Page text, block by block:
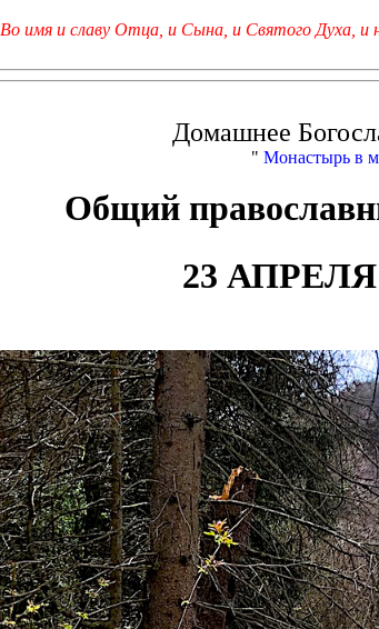
Во имя и славу Отца, и Сына, и Святого Духа, и
Домашнее
" Монастырь в
Общий
23 АПРЕЛЯ